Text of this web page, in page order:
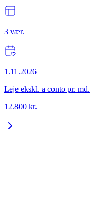
3 vær.
1.11.2026
Leje ekskl. a conto pr. md.
12.800 kr.